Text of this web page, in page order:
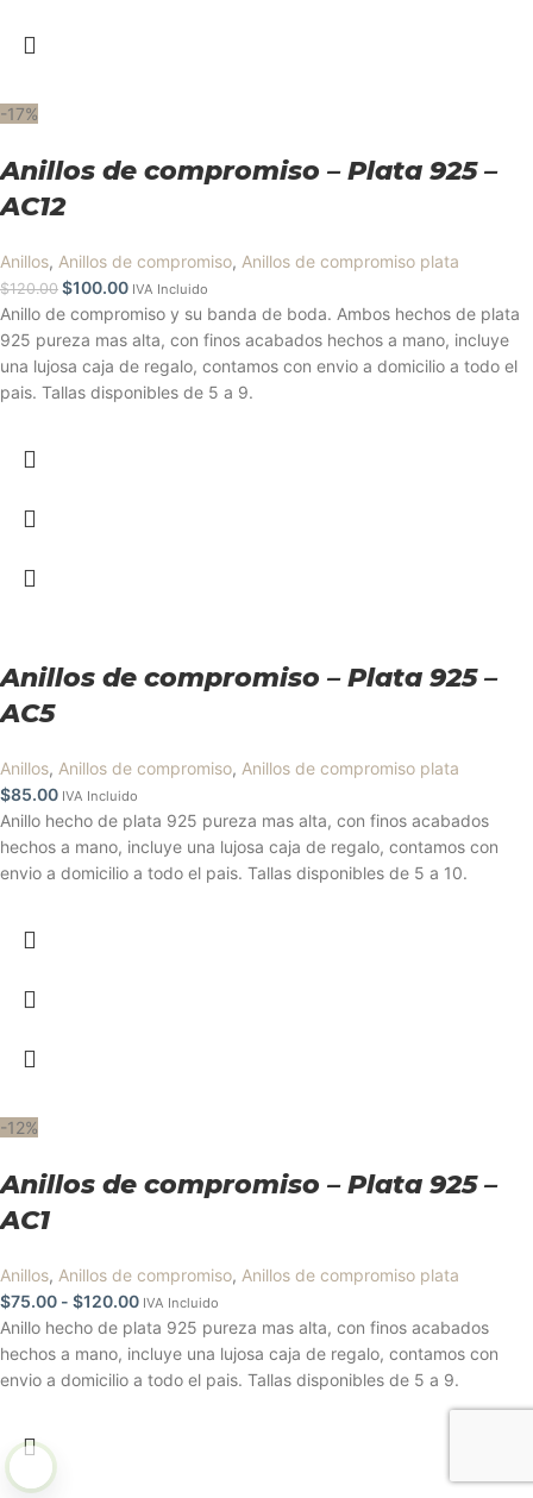
-17%
Anillos de compromiso – Plata 925 –
AC12
Anillos, Anillos de compromiso, Anillos de compromiso plata
$120.00 $100.00 IVA Incluido
Anillo de compromiso y su banda de boda. Ambos hechos de plata
925 pureza mas alta, con finos acabados hechos a mano, incluye
una lujosa caja de regalo, contamos con envio a domicilio a todo el
pais. Tallas disponibles de 5 a 9.
Anillos de compromiso – Plata 925 –
AC5
Anillos, Anillos de compromiso, Anillos de compromiso plata
$85.00 IVA Incluido
Anillo hecho de plata 925 pureza mas alta, con finos acabados
hechos a mano, incluye una lujosa caja de regalo, contamos con
envio a domicilio a todo el pais. Tallas disponibles de 5 a 10.
-12%
Anillos de compromiso – Plata 925 –
AC1
Anillos, Anillos de compromiso, Anillos de compromiso plata
$75.00 - $120.00 IVA Incluido
Anillo hecho de plata 925 pureza mas alta, con finos acabados
hechos a mano, incluye una lujosa caja de regalo, contamos con
envio a domicilio a todo el pais. Tallas disponibles de 5 a 9.